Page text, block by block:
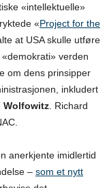
«intellektuelle»
«Project for the
at USA skulle utføre
verden
om dens prinsipper
inkludert
Wolfowitz . Richard
anerkjente imidlertid
– som et nytt